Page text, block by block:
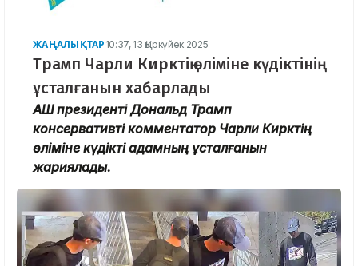
ЖАҢАЛЫҚТАР 10:37, 13 Қыркүйек 2025
Трамп Чарли Кирктің өліміне күдіктінің
ұсталғанын хабарлады
АҚШ президенті Дональд Трамп
консервативті комментатор Чарли Кирктің
өліміне күдікті адамның ұсталғанын
жариялады.